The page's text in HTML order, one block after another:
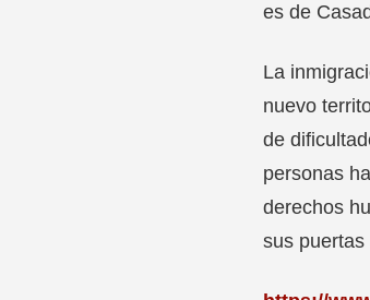
es de
La
nuevo
de
personas
derechos
sus puertas